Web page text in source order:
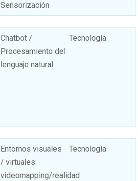
Sensorización
Chatbot /
Procesamiento del
lenguaje natural
Tecnología
Entornos visuales
/ virtuales:
videomapping/realidad
Tecnología